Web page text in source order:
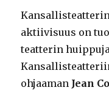
aktiivisuus on
teatterin
ohjaaman Jean